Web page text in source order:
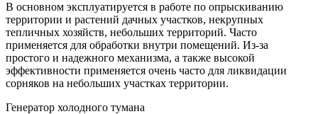
В основном эксплуатируется в работе по опрыскиванию
территории и растений дачных участков, некрупных
тепличных хозяйств, небольших территорий. Часто
применяется для обработки внутри помещений. Из-за
простого и надежного механизма, а также высокой
эффективности применяется очень часто для ликвидации
сорняков на небольших участках территории.
Генератор холодного тумана